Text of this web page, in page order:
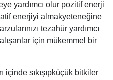
yardımcı olur pozitif enerji
enerjiyi almakyeteneğine
tezahür yardımcı
için mükemmel bir
içinde sıkışıpküçük bitkiler